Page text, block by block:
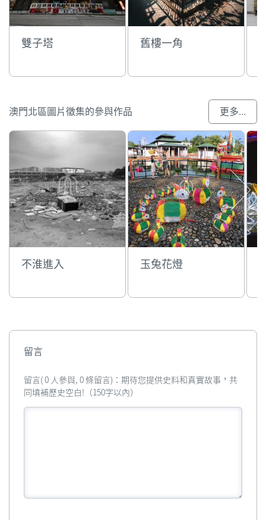
雙子塔 舊樓一角
澳門北區圖片徵集的參與作品 更多...
不淮進入 玉兔花燈
留言
留言( 0 人參與, 0 條留言)：期待您提供史料和真實故事，共
同填補歷史空白!（150字以內）